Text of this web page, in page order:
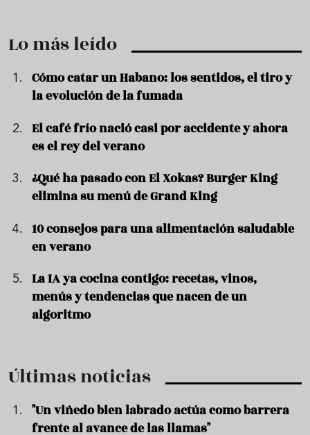
Lo más leído
Cómo catar un Habano: los sentidos, el tiro y
la evolución de la fumada
El café frío nació casi por accidente y ahora
es el rey del verano
¿Qué ha pasado con El Xokas? Burger King
elimina su menú de Grand King
10 consejos para una alimentación saludable
en verano
La IA ya cocina contigo: recetas, vinos,
menús y tendencias que nacen de un
algoritmo
Últimas noticias
"Un viñedo bien labrado actúa como barrera
frente al avance de las llamas"